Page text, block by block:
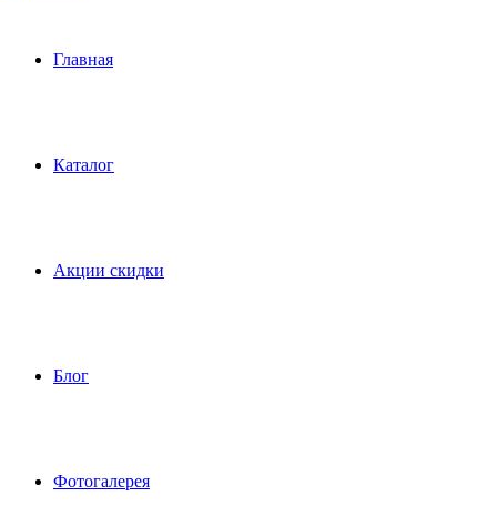
Главная
Каталог
Акции скидки
Блог
Фотогалерея